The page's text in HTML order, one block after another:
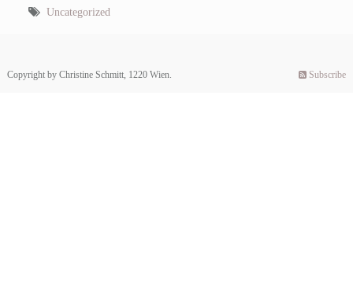
Uncategorized
Copyright by Christine Schmitt, 1220 Wien. Subscribe